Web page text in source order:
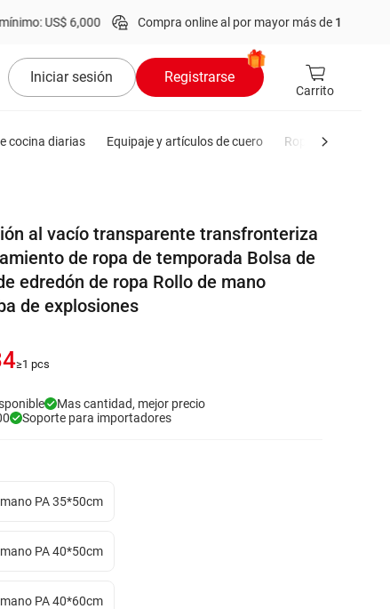
Compra online al por mayor más de1 millónde
Iniciar sesión Registrarse
Carrito
cocina diarias Equipaje y artículos de cuero Ropa de hombre
al vacío transparente transfronteriza
de ropa de temporada Bolsa de
edredón de ropa Rollo de mano
de explosiones
≥1 pcs
Mas cantidad, mejor precio
Soporte para importadores
PA 35*50cm
PA 40*50cm
PA 40*60cm